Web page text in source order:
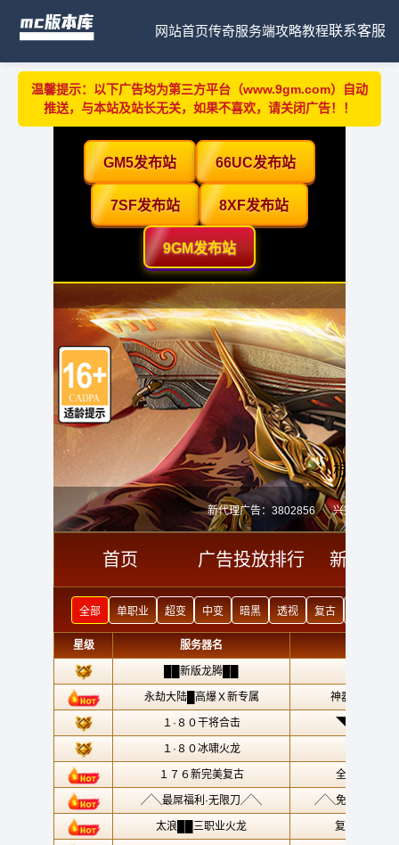
网站首页传奇服务端攻略教程联系客服
温馨提示：以下广告均为第三方平台（www.9gm.com）自动
推送，与本站及站长无关，如果不喜欢，请关闭广告！！